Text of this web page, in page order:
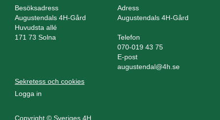
Besöksadress
Augustendals 4H-Gård
Huvudsta allé
171 73 Solna
Adress
Augustendals 4H-Gård
Telefon
070-019 43 75
E-post
augustendal@4h.se
Sekretess och cookies
Logga in
Copyright © Sveriges 4H